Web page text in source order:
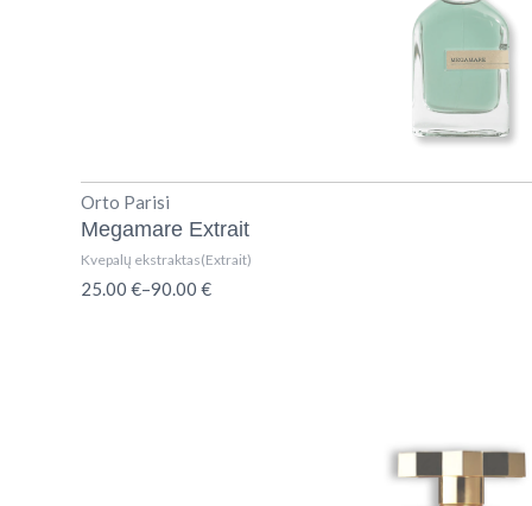
Orto Parisi
Megamare Extrait
Kvepalų ekstraktas(Extrait)
25.00 €–90.00 €